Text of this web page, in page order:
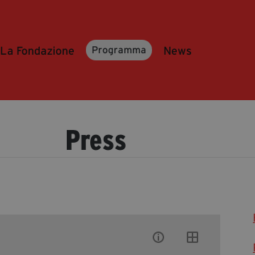
La Fondazione Programma News
Press